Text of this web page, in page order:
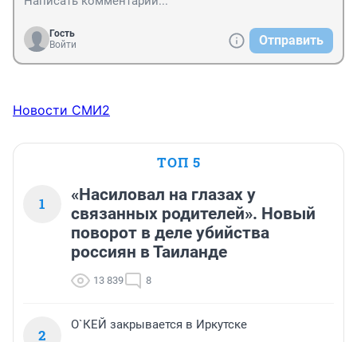
Гость
Войти
Отправить
Новости СМИ2
ТОП 5
1
«Насиловал на глазах у
связанных родителей». Новый
поворот в деле убийства
россиян в Таиланде
13 839 8
2
О`КЕЙ закрывается в Иркутске